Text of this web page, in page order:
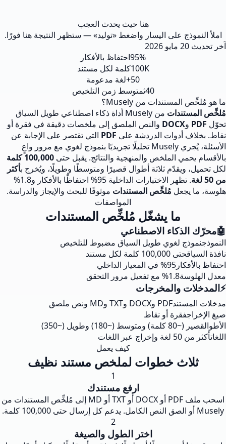
هنا حيث يحدث العجب
املأ النموذج على اليسار واضغط «توليد» — ستظهر النتيجة هنا فورًا.
آخر تحديث 20 مايو 2026
95%احتفاظ بالأفكار
100Kكلمة لكل مستند
50+ لغة مدعومة
40ثمتوسط زمن التلخيص
ما هو مُلخِّص المستندات من Musely؟
مُلخِّص المستندات
من Musely أداة ذكاء اصطناعي طويل السياق
تحوّل PDF وDOCX والنص الملصق إلى ملخصات دقيقة في فقرة أو
نقاط. بخلاف أدوات الدردشة على PDF التي تقتصر على الإجابة عن
الأسئلة، يُجري Musely تحليلًا تجريديًا بنموذج لغوي مع مرور واعٍ
بالأقسام يحمي الملخص والمنهجية والنتائج. يقبل حتى 100,000 كلمة
لكل تحميل، ويقدّم ثلاثة أطوال قصيرًا ومتوسطًا وطويلًا، ويُخرج بأكثر
من 50 لغة
. تظهر الاختبارات الداخلية 95% احتفاظًا بالأفكار و1.8%
هلوسة، ما يجعل مُلخِّص المستندات موثوقًا للبحث والإيجاز والدراسة.
المواصفات
ما يشغّل مُلخِّص المستندات
🤖محرّك الذكاء الاصطناعي
النموذجنموذج لغوي طويل السياق مضبوط للتلخيص
نافذة السياقحتى 100,000 كلمة لكل مستند
احتفاظ بالأفكار 95% في المعيار الداخلي
معدل الهلوسة1.8% مع تفعيل مرور التحقق
⚡المدخلات والمخرجات
مدخلات المستندPDF وDOCX وTXT وMD ونص ملصق
صيغ الإخراجفقرة أو نقاط
الأطوالقصير (~80 كلمة) ومتوسط (~180) وطويل (~350)
اللغاتأكثر من 50 لغة وإخراج عبر اللغات
كيف يعمل
ثلاث خطوات لملخص مستند نظيف
1
ارفع مستندك
اسحب ملف PDF أو DOCX أو TXT أو MD إلى مُلخِّص المستندات من
Musely أو الصق النص الكامل. يدعم كل إرسال حتى 100,000 كلمة.
2
اختر الطول والصيغة